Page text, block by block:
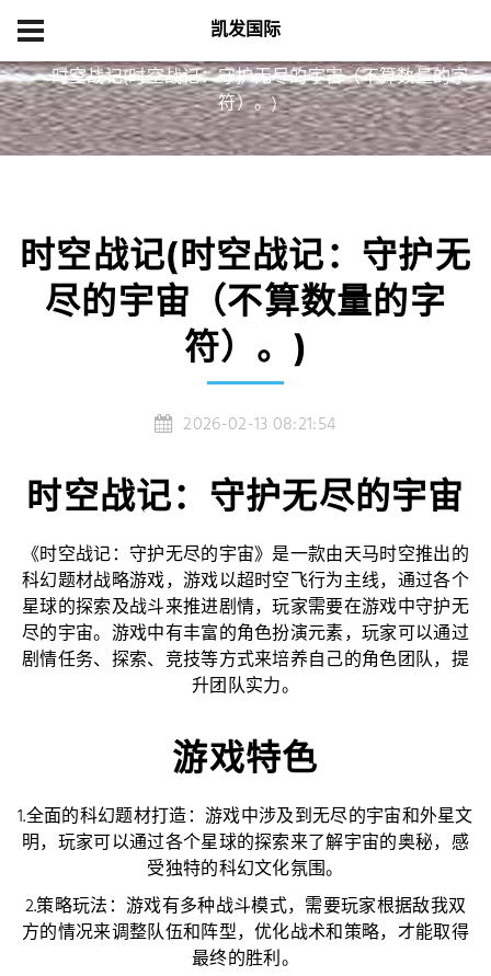
凯发国际
时空战记(时空战记：守护无尽的宇宙（不算数量的字
符）。)
时空战记(时空战记：守护无
尽的宇宙（不算数量的字
符）。)
2026-02-13 08:21:54
时空战记：守护无尽的宇宙
《时空战记：守护无尽的宇宙》是一款由天马时空推出的
科幻题材战略游戏，游戏以超时空飞行为主线，通过各个
星球的探索及战斗来推进剧情，玩家需要在游戏中守护无
尽的宇宙。游戏中有丰富的角色扮演元素，玩家可以通过
剧情任务、探索、竞技等方式来培养自己的角色团队，提
升团队实力。
游戏特色
1.全面的科幻题材打造：游戏中涉及到无尽的宇宙和外星文
明，玩家可以通过各个星球的探索来了解宇宙的奥秘，感
受独特的科幻文化氛围。
2.策略玩法：游戏有多种战斗模式，需要玩家根据敌我双
方的情况来调整队伍和阵型，优化战术和策略，才能取得
最终的胜利。